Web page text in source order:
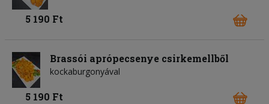
5 190 Ft
Brassói aprópecsenye csirkemellből
kockaburgonyával
5 190 Ft